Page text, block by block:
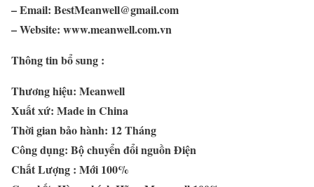
– Email: BestMeanwell@gmail.com
– Website: www.meanwell.com.vn
Thông tin bổ sung :
Thương hiệu: Meanwell
Xuất xứ: Made in China
Thời gian bảo hành: 12 Tháng
Công dụng: Bộ chuyển đổi nguồn Điện
Chất Lượng : Mới 100%